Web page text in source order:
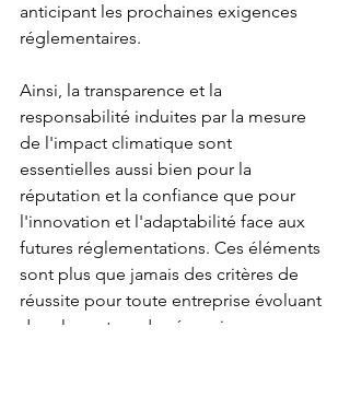
anticipant les prochaines exigences
réglementaires.
Ainsi, la transparence et la
responsabilité induites par la mesure
de l'impact climatique sont
essentielles aussi bien pour la
réputation et la confiance que pour
l'innovation et l'adaptabilité face aux
futures réglementations. Ces éléments
sont plus que jamais des critères de
réussite pour toute entreprise évoluant
dans le secteur des énergies